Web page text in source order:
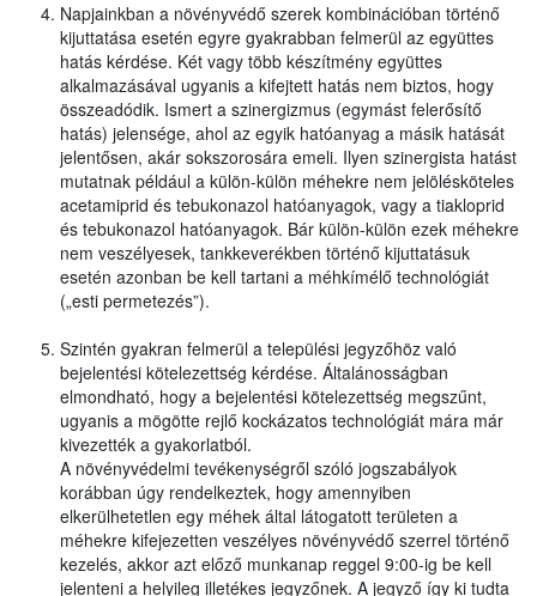
Napjainkban a növényvédő szerek kombinációban történő
kijuttatása esetén egyre gyakrabban felmerül az együttes
hatás kérdése. Két vagy több készítmény együttes
alkalmazásával ugyanis a kifejtett hatás nem biztos, hogy
összeadódik. Ismert a szinergizmus (egymást felerősítő
hatás) jelensége, ahol az egyik hatóanyag a másik hatását
jelentősen, akár sokszorosára emeli. Ilyen szinergista hatást
mutatnak például a külön-külön méhekre nem jelölésköteles
acetamiprid és tebukonazol hatóanyagok, vagy a tiakloprid
és tebukonazol hatóanyagok. Bár külön-külön ezek méhekre
nem veszélyesek, tankkeverékben történő kijuttatásuk
esetén azonban be kell tartani a méhkímélő technológiát
(„esti permetezés”).
Szintén gyakran felmerül a települési jegyzőhöz való
bejelentési kötelezettség kérdése. Általánosságban
elmondható, hogy a bejelentési kötelezettség megszűnt,
ugyanis a mögötte rejlő kockázatos technológiát mára már
kivezették a gyakorlatból.
A növényvédelmi tevékenységről szóló jogszabályok
korábban úgy rendelkeztek, hogy amennyiben
elkerülhetetlen egy méhek által látogatott területen a
méhekre kifejezetten veszélyes növényvédő szerrel történő
kezelés, akkor azt előző munkanap reggel 9:00-ig be kell
jelenteni a helyileg illetékes jegyzőnek. A jegyző így ki tudta